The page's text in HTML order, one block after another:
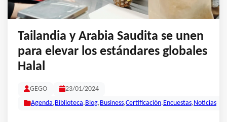
Tailandia y Arabia Saudita se unen
para elevar los estándares globales
Halal
GEGO 23/01/2024
Agenda, Biblioteca, Blog, Business,Certificación, Encuestas, Noticias